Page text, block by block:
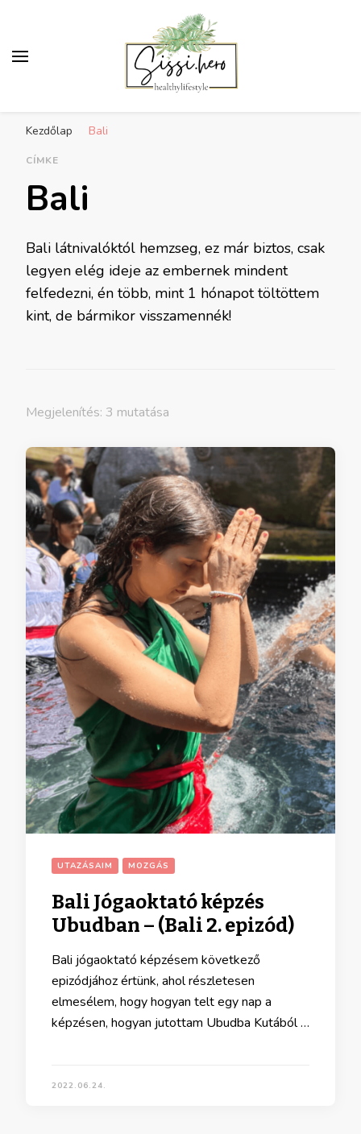
Kezdőlap Bali
CÍMKE
Bali
Bali látnivalóktól hemzseg, ez már biztos, csak
legyen elég ideje az embernek mindent
felfedezni, én több, mint 1 hónapot töltöttem
kint, de bármikor visszamennék!
Megjelenítés: 3 mutatása
UTAZÁSAIM MOZGÁS
Bali Jógaoktató képzés
Ubudban – (Bali 2. epizód)
Bali jógaoktató képzésem következő
epizódjához értünk, ahol részletesen
elmesélem, hogy hogyan telt egy nap a
képzésen, hogyan jutottam Ubudba Kutából …
2022.06.24.